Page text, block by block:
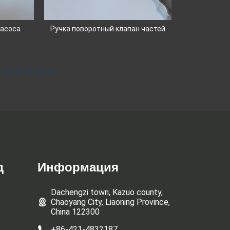
Ручка поворотный клапан частей
Информация
Dachengzi town, Kazuo county,
Chaoyang City, Liaoning Province,
China 122300